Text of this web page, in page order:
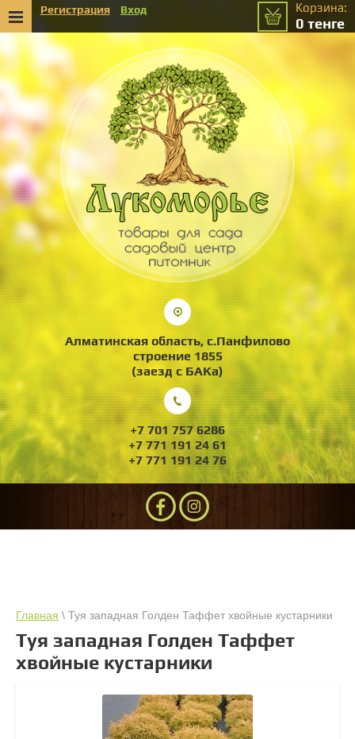
Корзина:
0 тенге
Регистрация Вход
Алматинская область, с.Панфилово
строение 1855
(заезд с БАКа)
+7 701 757 6286
+7 771 191 24 61
+7 771 191 24 76
Главная \ Туя западная Голден Таффет хвойные кустарники
Туя западная Голден Таффет
хвойные кустарники